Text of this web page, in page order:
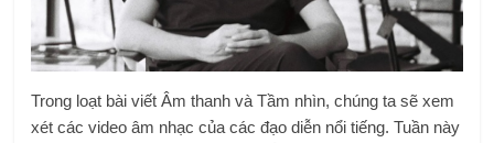
Trong loạt bài viết Âm thanh và Tầm nhìn, chúng ta sẽ xem
xét các video âm nhạc của các đạo diễn nổi tiếng. Tuần này